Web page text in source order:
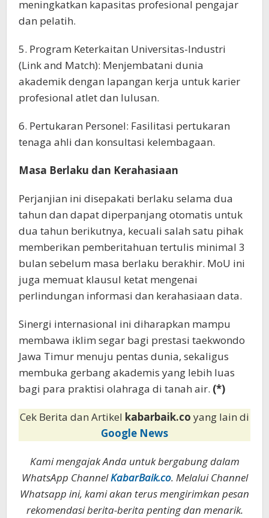
meningkatkan kapasitas profesional pengajar
dan pelatih.
5. Program Keterkaitan Universitas-Industri
(Link and Match): Menjembatani dunia
akademik dengan lapangan kerja untuk karier
profesional atlet dan lulusan.
6. Pertukaran Personel: Fasilitasi pertukaran
tenaga ahli dan konsultasi kelembagaan.
Masa Berlaku dan Kerahasiaan
Perjanjian ini disepakati berlaku selama dua
tahun dan dapat diperpanjang otomatis untuk
dua tahun berikutnya, kecuali salah satu pihak
memberikan pemberitahuan tertulis minimal 3
bulan sebelum masa berlaku berakhir. MoU ini
juga memuat klausul ketat mengenai
perlindungan informasi dan kerahasiaan data.
Sinergi internasional ini diharapkan mampu
membawa iklim segar bagi prestasi taekwondo
Jawa Timur menuju pentas dunia, sekaligus
membuka gerbang akademis yang lebih luas
bagi para praktisi olahraga di tanah air. (*)
Cek Berita dan Artikel kabarbaik.co yang lain di
Google News
Kami mengajak Anda untuk bergabung dalam
WhatsApp ChannelKabarBaik.co. Melalui Channel
Whatsapp ini, kami akan terus mengirimkan pesan
rekomendasi berita-berita penting dan menarik.